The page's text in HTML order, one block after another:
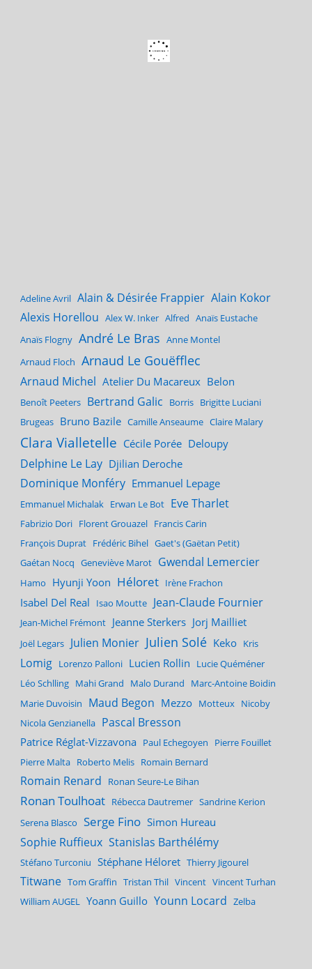
Adeline Avril Alain & Désirée Frappier Alain Kokor
Alexis Horellou Alex W. Inker Alfred Anaïs Eustache
Anaïs Flogny André Le Bras Anne Montel
Arnaud Floch Arnaud Le Gouëfflec
Arnaud Michel Atelier Du Macareux Belon
Benoît Peeters Bertrand Galic Borris Brigitte Luciani
Brugeas Bruno Bazile Camille Anseaume Claire Malary
Clara Vialletelle Cécile Porée Deloupy
Delphine Le Lay Djilian Deroche
Dominique Monféry Emmanuel Lepage
Emmanuel Michalak Erwan Le Bot Eve Tharlet
Fabrizio Dori Florent Grouazel Francis Carin
François Duprat Frédéric Bihel Gaet's (Gaëtan Petit)
Gaétan Nocq Geneviève Marot Gwendal Lemercier
Hamo Hyunji Yoon Héloret Irène Frachon
Isabel Del Real Isao Moutte Jean-Claude Fournier
Jean-Michel Frémont Jeanne Sterkers Jorj Mailliet
Joël Legars Julien Monier Julien Solé Keko Kris
Lomig Lorenzo Palloni Lucien Rollin
Lucie Quéméner
Léo Schlling Mahi Grand Malo Durand
Marc-Antoine Boidin
Marie Duvoisin
Maud Begon Mezzo Motteux Nicoby
Nicola Genzianella Pascal Bresson
Patrice Réglat-Vizzavona Paul Echegoyen
Pierre Fouillet
Pierre Malta Roberto Melis Romain Bernard
Romain Renard Ronan Seure-Le Bihan
Ronan Toulhoat Rébecca Dautremer Sandrine Kerion
Serena Blasco Serge Fino Simon Hureau
Sophie Ruffieux Stanislas Barthélémy
Stéfano Turconiu Stéphane Héloret Thierry Jigourel
Titwane Tom Graffin Tristan Thil Vincent Vincent Turhan
William AUGEL
Yoann Guillo Younn Locard Zelba